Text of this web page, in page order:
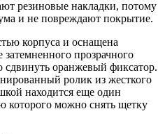
резиновые накладки, потому
и не повреждают покрытие.
корпуса и оснащена
прозрачного
сдвинуть оранжевый фиксатор.
ролик из жесткого
находится еще один
можно снять щетку